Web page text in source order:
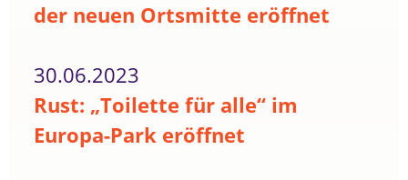
der neuen Ortsmitte eröffnet
30.06.2023
Rust: „Toilette für alle“ im
Europa-Park eröffnet